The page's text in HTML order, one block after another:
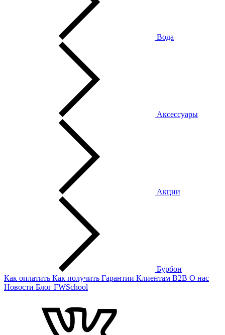
Вода
Аксессуары
Акции
Бурбон
Как оплатить Как получить Гарантии Клиентам B2B О нас
Новости Блог FWSchool